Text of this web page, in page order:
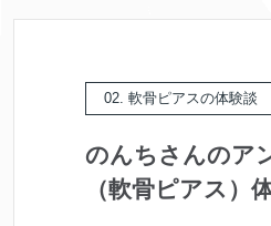
02. 軟骨ピアスの体験談
のんちさんのア
（軟骨ピアス）